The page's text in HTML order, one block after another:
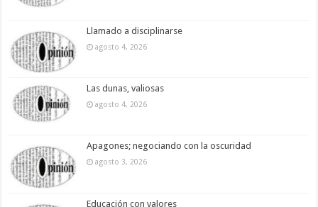
Llamado a disciplinarse
agosto 4, 2026
Las dunas, valiosas
agosto 4, 2026
Apagones; negociando con la oscuridad
agosto 3, 2026
Educación con valores